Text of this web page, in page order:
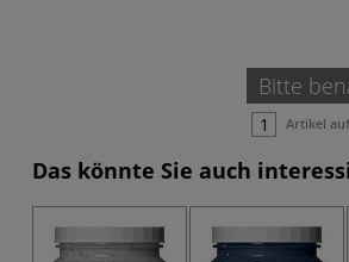
Bitte
Artikel
Das könnte Sie auch